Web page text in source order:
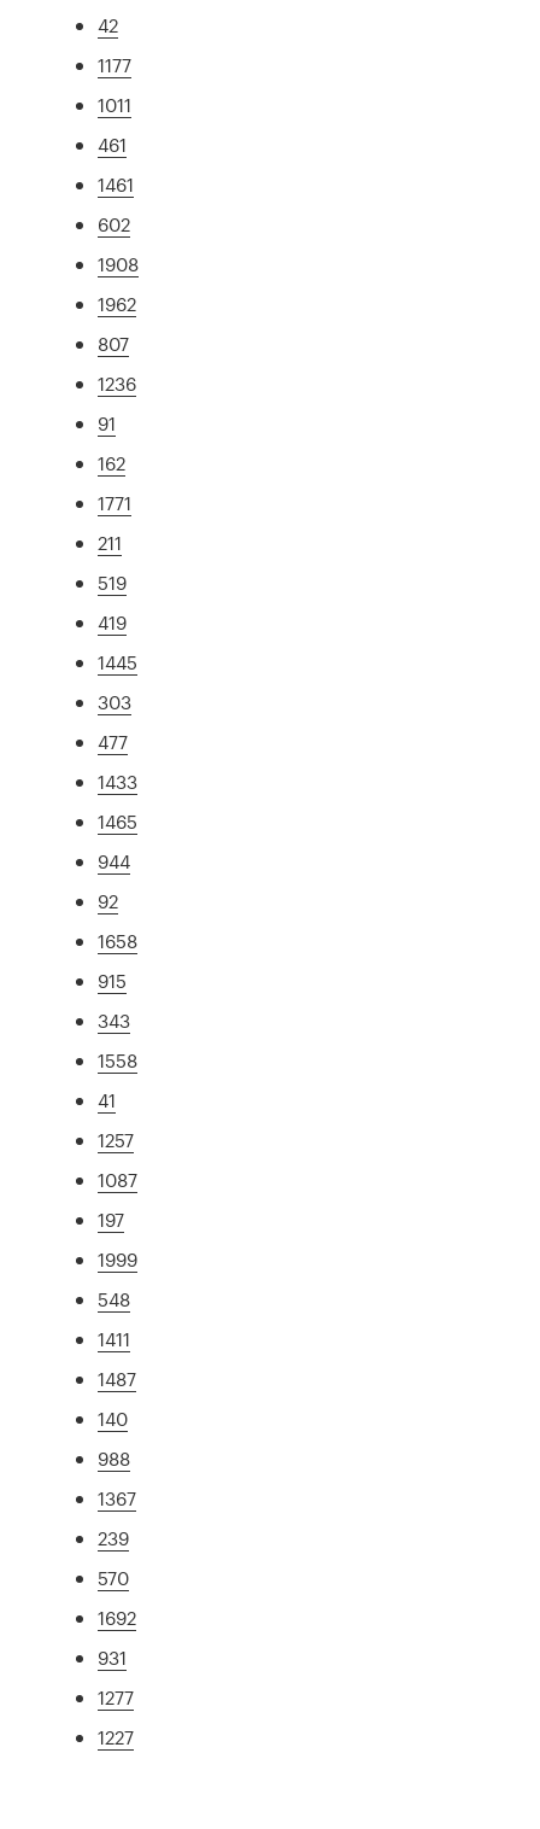
42
1177
1011
461
1461
602
1908
1962
807
1236
91
162
1771
211
519
419
1445
303
477
1433
1465
944
92
1658
915
343
1558
41
1257
1087
197
1999
548
1411
1487
140
988
1367
239
570
1692
931
1277
1227